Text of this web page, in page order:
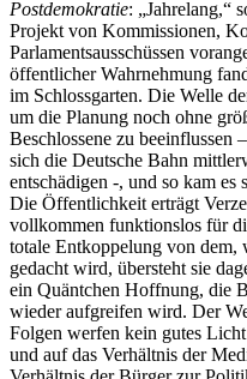
Postdemokratie: „Jahrelang,“
Projekt von Kommissionen,
Parlamentsausschüssen
öffentlicher Wahrnehmung
im Schlossgarten. Die Welle
um die Planung noch ohne
Beschlossene zu beeinflussen
sich die Deutsche Bahn
entschädigen -, und so kam
Die Öffentlichkeit erträgt
vollkommen funktionslos für
totale Entkoppelung von dem,
gedacht wird, übersteht sie
ein Quäntchen Hoffnung, die
wieder aufgreifen wird. Der
Folgen werfen kein gutes
und auf das Verhältnis der